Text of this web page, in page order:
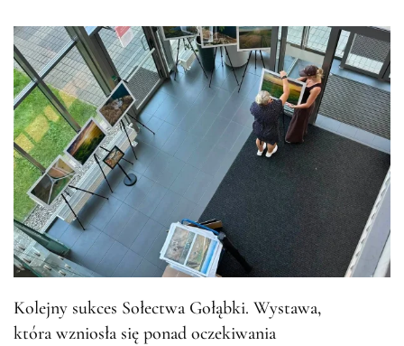
Kolejny sukces Sołectwa Gołąbki. Wystawa,
która wzniosła się ponad oczekiwania